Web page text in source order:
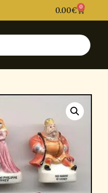
0.00€ 0